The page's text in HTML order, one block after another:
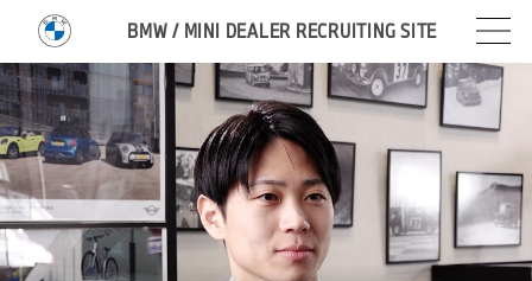
BMW / MINI DEALER RECRUITING SITE